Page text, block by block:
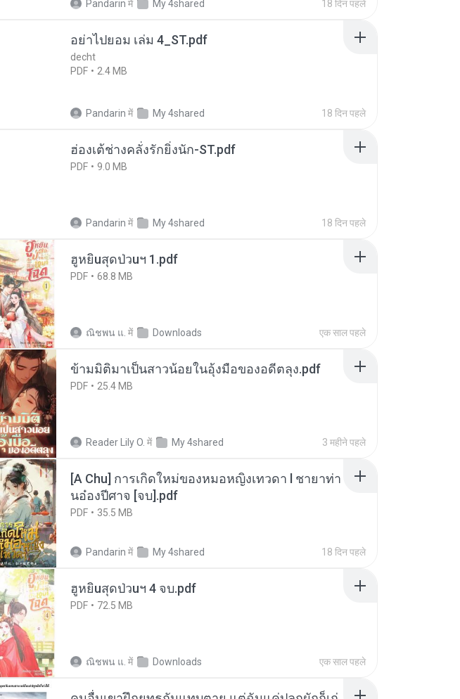
Pandarin में My 4shared 18 दिन पहले
อย่าไปยอม เล่ม 4_ST.pdf
decht
PDF
2.4 MB
Pandarin में My 4shared 18 दिन पहले
ฮ่องเต้ช่างคลั่งรักยิ่งนัก-ST.pdf
PDF 9.0 MB
Pandarin में My 4shared 18 दिन पहले
ฮูหยิuสุดป่วuฯ 1.pdf
PDF 68.8 MB
ณิชพน แ. में Downloads एक साल पहले
ข้ามมิติมาเป็นสาวน้อยในอุ้งมือของอดีตลุง.pdf
PDF 25.4 MB
Reader Lily O. में My 4shared 3 महीने पहले
[A Chu] การเกิดใหม่ของหมอหญิงเทวดา l ชายาท่า
นอ๋องปีศาจ [จบ].pdf
PDF 35.5 MB
Pandarin में My 4shared 18 दिन पहले
ฮูหยิuสุดป่วuฯ 4 จบ.pdf
PDF 72.5 MB
ณิชพน แ. में Downloads एक साल पहले